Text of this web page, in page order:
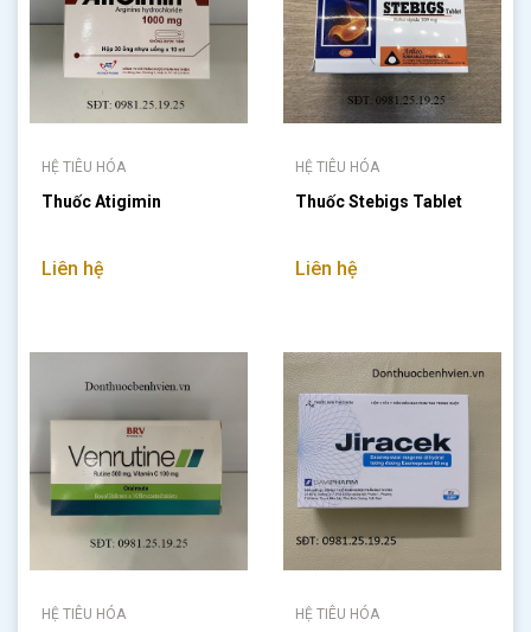
HỆ TIÊU HÓA
Thuốc Atigimin
Liên hệ
HỆ TIÊU HÓA
Thuốc Stebigs Tablet
Liên hệ
HỆ TIÊU HÓA HỆ TIÊU HÓA